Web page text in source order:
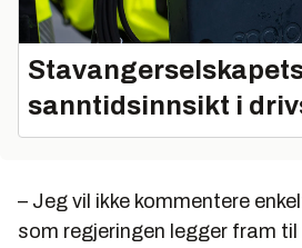
sanntidsinnsikt i
– Jeg vil ikke kommentere
som regjeringen legger fram til